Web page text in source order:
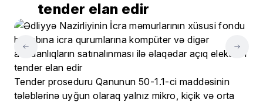
tender elan edir
Tender proseduru Qanunun 50-1.1-ci maddəsinin
tələblərinə uyğun olaraq yalnız mikro, kiçik və orta